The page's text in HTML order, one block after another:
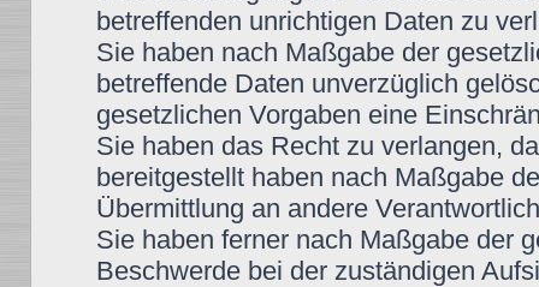
betreffenden unrichtigen Daten zu
Sie haben nach Maßgabe der
betreffende Daten unverzüglich
gesetzlichen Vorgaben eine
Sie haben das Recht zu verlangen,
bereitgestellt haben nach Maßgabe
Übermittlung an andere
Sie haben ferner nach Maßgabe der
Beschwerde bei der zuständigen